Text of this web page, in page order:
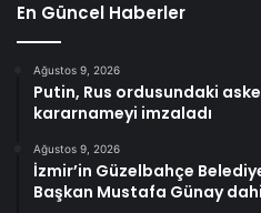
En Güncel Haberler
Ağustos 9, 2026
Putin, Rus ordusundaki
kararnameyi imzaladı
Ağustos 9, 2026
İzmir’in Güzelbahçe
Başkan Mustafa Günay